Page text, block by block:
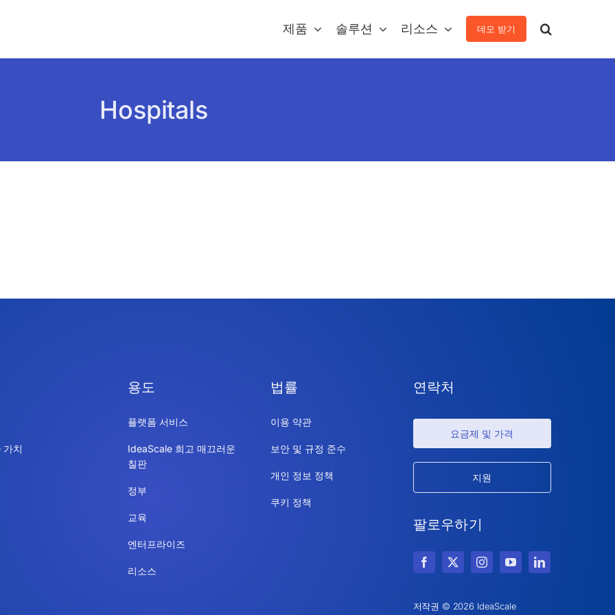
제품 솔루션 리소스 데모 받기
Hospitals
치
용도
플랫폼 서비스
IdeaScale 희고 매끄러운
칠판
정부
교육
엔터프라이즈
리소스
법률
이용 약관
보안 및 규정 준수
개인 정보 정책
쿠키 정책
연락처
요금제 및 가격
지원
팔로우하기
저작권 © 2026 IdeaScale